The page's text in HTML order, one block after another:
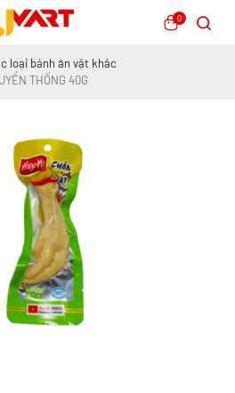
0
loại bánh ăn vặt khác
THỐNG 40G